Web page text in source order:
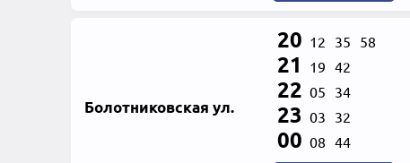
Болотниковская ул.
20 12 35 58
21 19 42
22 05 34
23 03 32
00 08 44